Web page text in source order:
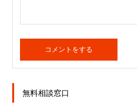
無料相談窓口